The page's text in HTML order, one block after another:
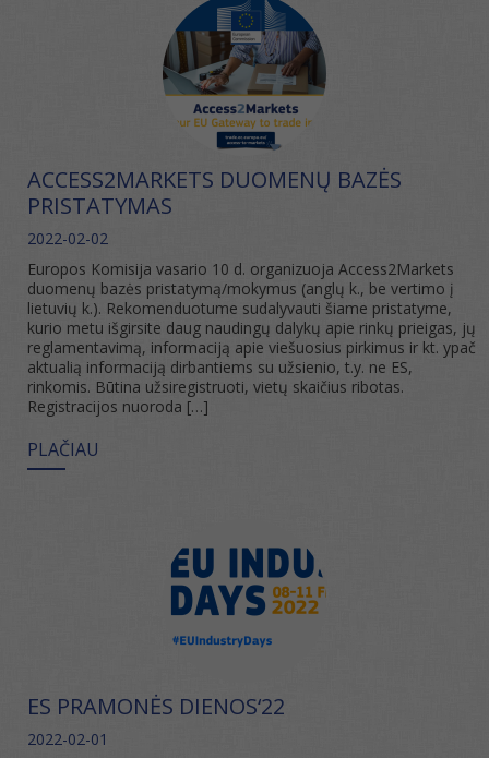
ACCESS2MARKETS DUOMENŲ BAZĖS
PRISTATYMAS
2022-02-02
Europos Komisija vasario 10 d. organizuoja Access2Markets
duomenų bazės pristatymą/mokymus (anglų k., be vertimo į
lietuvių k.). Rekomenduotume sudalyvauti šiame pristatyme,
kurio metu išgirsite daug naudingų dalykų apie rinkų prieigas, jų
reglamentavimą, informaciją apie viešuosius pirkimus ir kt. ypač
aktualią informaciją dirbantiems su užsienio, t.y. ne ES,
rinkomis. Būtina užsiregistruoti, vietų skaičius ribotas.
Registracijos nuoroda […]
PLAČIAU
ES PRAMONĖS DIENOS‘22
2022-02-01